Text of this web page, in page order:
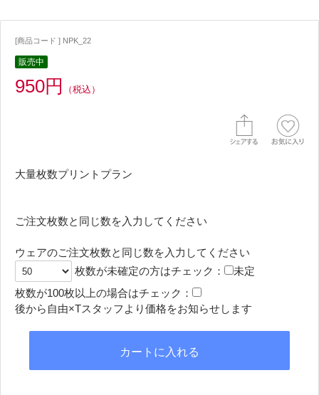
[商品コード ] NPK_22
販売中
950円 （税込）
大量枚数プリントプラン
ご注文枚数と同じ数を入力してください
ウェアのご注文枚数と同じ数を入力してください
枚数が未確定の方はチェック：
未定
枚数が100枚以上の場合はチェック：
後から自由×Tスタッフより価格をお知らせします